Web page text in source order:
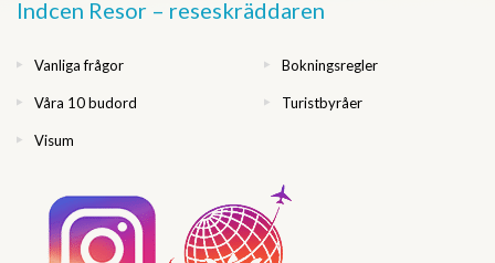
Indcen Resor – reseskräddaren
Vanliga frågor Bokningsregler
Våra 10 budord Turistbyråer
Visum